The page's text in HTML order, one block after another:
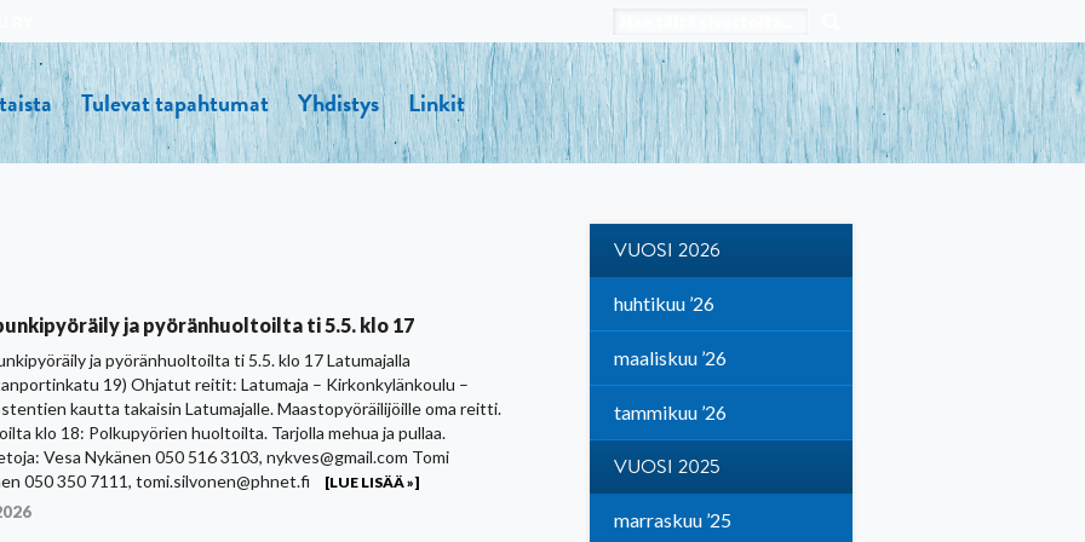
Tulevat tapahtumat Yhdistys Linkit
ja pyöränhuoltoilta ti 5.5. klo 17
ja pyöränhuoltoilta ti 5.5. klo 17 Latumajalla
19) Ohjatut reitit: Latumaja – Kirkonkylänkoulu –
kautta takaisin Latumajalle. Maastopyöräilijöille oma reitti.
klo 18: Polkupyörien huoltoilta. Tarjolla mehua ja pullaa.
Vesa Nykänen 050 516 3103, nykves@gmail.com Tomi
050 350 7111, tomi.silvonen@phnet.fi
[LUE LISÄÄ »]
VUOSI 2026
huhtikuu ’26
maaliskuu ’26
tammikuu ’26
VUOSI 2025
marraskuu ’25